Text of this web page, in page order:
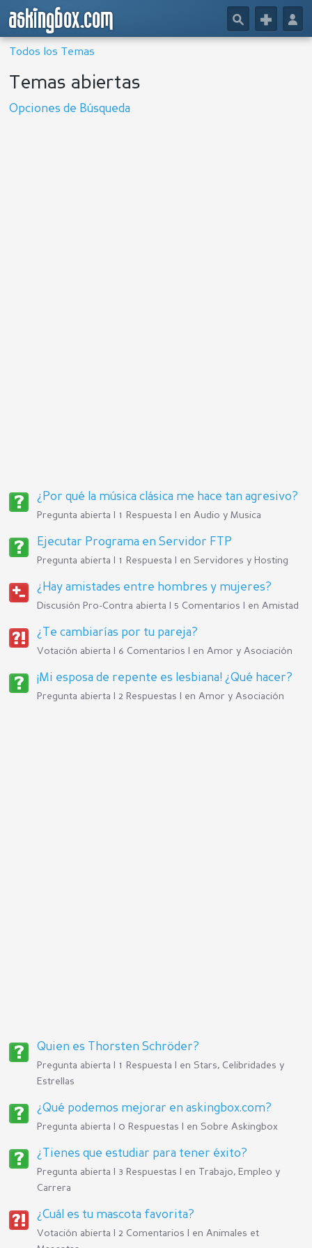
askingbox.com 👤
+
🔎
Todos los Temas
Temas abiertas
Opciones de Búsqueda
¿Por qué la música clásica me hace tan agresivo?
Pregunta abierta | 1 Respuesta | enAudio y Musica
Ejecutar Programa en Servidor FTP
Pregunta abierta | 1 Respuesta | en Servidores y Hosting
¿Hay amistades entre hombres y mujeres?
Discusión Pro-Contra abierta | 5 Comentarios | enAmistad
¿Te cambiarías por tu pareja?
Votación abierta | 6 Comentarios | enAmor y Asociación
¡Mi esposa de repente es lesbiana! ¿Qué hacer?
Pregunta abierta | 2 Respuestas | enAmor y Asociación
Quien es Thorsten Schröder?
Pregunta abierta | 1 Respuesta | en Stars, Celibridades y
Estrellas
¿Qué podemos mejorar en askingbox.com?
Pregunta abierta | 0 Respuestas | en Sobre Askingbox
¿Tienes que estudiar para tener éxito?
Pregunta abierta | 3 Respuestas | en
Trabajo, Empleo y
Carrera
¿Cuál es tu mascota favorita?
Votación abierta | 2 Comentarios | enAnimales et